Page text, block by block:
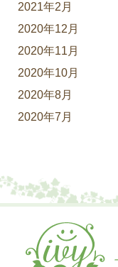
2021年2月
2020年12月
2020年11月
2020年10月
2020年8月
2020年7月